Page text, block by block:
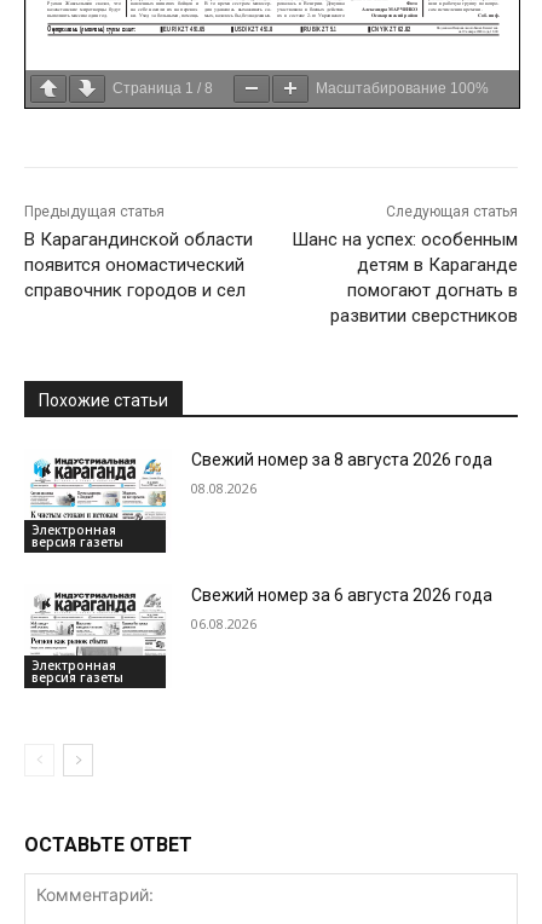
Страница 1 / 8 Масштабирование 100%
Предыдущая статья
В Карагандинской области
появится ономастический
справочник городов и сел
Следующая статья
Шанс на успех: особенным
детям в Караганде
помогают догнать в
развитии сверстников
Похожие статьи
Электронная
версия газеты
Свежий номер за 8 августа 2026 года
08.08.2026
Электронная
версия газеты
Свежий номер за 6 августа 2026 года
06.08.2026
ОСТАВЬТЕ ОТВЕТ